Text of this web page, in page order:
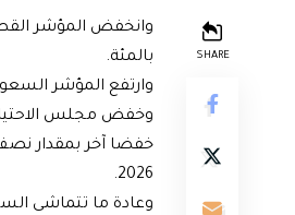
SHARE
بالمئة.
وارتفع المؤشر السعودي 0.4 بالمئة مدعوما بصعود سهم مجموعة التيسير
خفضا آخر بمقدار
2026.
وعادة ما تتماشى